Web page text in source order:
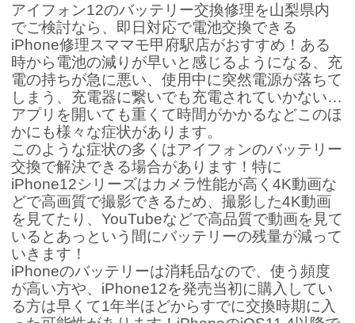
アイフォン12のバッテリー交換修理を山梨県内
でご検討なら、即日対応で電池交換できる
iPhone修理スママモ甲府駅店がおすすめ！ある
時から電池の減りが早いと感じるようになる、充
電の持ちが急に悪い、使用中に突然電源が落ちて
しまう、充電器に繋いでも充電されていかない…
アプリを開いても重くて時間がかかるなどこのほ
かにも様々な症状があります。
このような症状の多くはアイフォンのバッテリー
交換で解決できる場合があります！特に
iPhone12シリーズはカメラ性能が高く4K動画な
どで高画質で撮影できるため、撮影した4K動画
を見てたり、YouTubeなどで高品質で動画を見て
いるとあっという間にバッテリーの残量が減って
いきます！
iPhoneのバッテリーは消耗品なので、使う頻度
が高い方や、iPhone12を発売当初に購入してい
る方は早くて1年半ほどからすでに交換時期に入